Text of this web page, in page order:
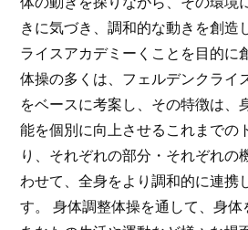
きに気づき、調和的な動きを創造
ライスアカデミーくことを目的に
体操の多くは、フェルデンクライ
をベースに考案し、その特徴は、
能を個別に向上させるこれまでの
り、それぞれの部分・それぞれの
わせて、全身をより調和的に連携
す。 身体調整体操を通して、身